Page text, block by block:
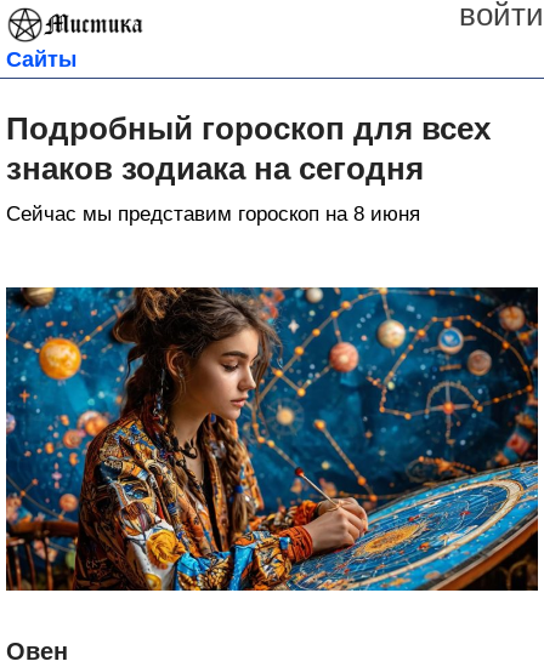
войти
Сайты
Подробный гороскоп для всех
знаков зодиака на сегодня
Сейчас мы представим гороскоп на 8 июня
Овен